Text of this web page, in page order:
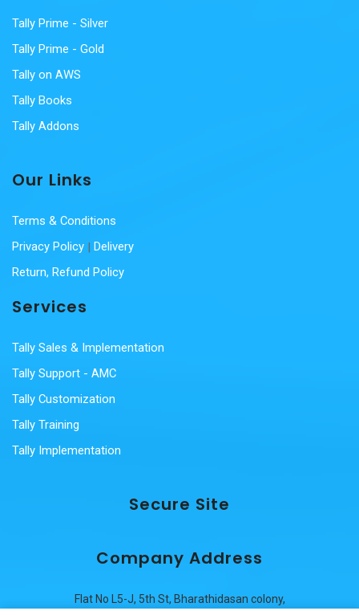
Tally Prime - Silver
Tally Prime - Gold
Tally on AWS
Tally Books
Tally Addons
Our Links
Terms & Conditions
Privacy Policy | Delivery
Return, Refund Policy
Services
Tally Sales & Implementation
Tally Support - AMC
Tally Customization
Tally Training
Tally Implementation
Secure Site
Company Address
Flat No L5-J, 5th St, Bharathidasan colony,